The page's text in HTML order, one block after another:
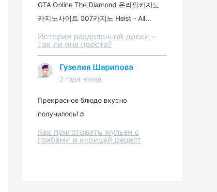
GTA Online The Diamond 온라인카지노
카지노사이트 007카지노 Heist - All...
История разделочной доски –
так ли она проста?
Гузелия Шарипова
2 года назад
Прекрасное блюдо вкусно
получилось!☺️
Как приготовить жульен с
грибами и курицей рецепт